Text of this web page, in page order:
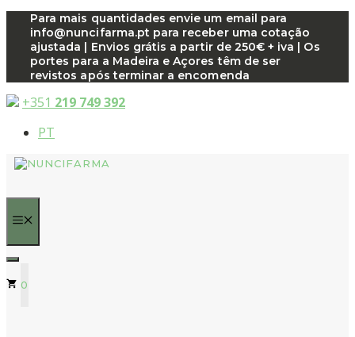
Saltar
para
conteúdo
Para mais quantidades envie um email para
info@nuncifarma.pt para receber uma cotação
ajustada | Envios grátis a partir de 250€ + iva | Os
portes para a Madeira e Açores têm de ser
revistos após terminar a encomenda
+351 219 749 392
PT
0